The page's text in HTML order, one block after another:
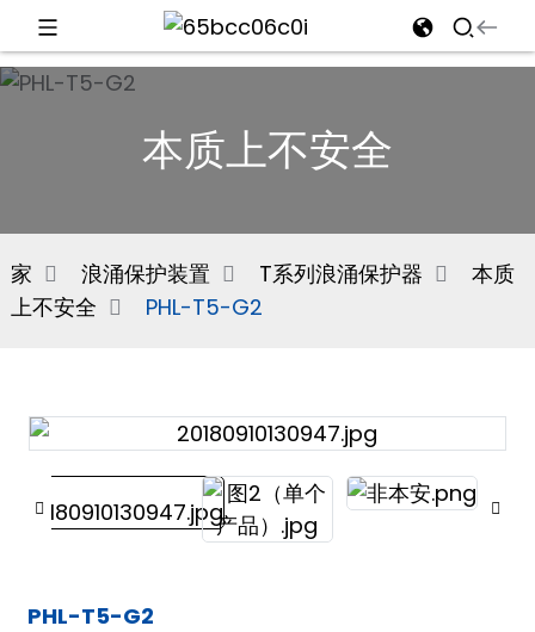
本质上不安全
家 浪涌保护装置 T系列浪涌保护器
本质
上不安全
PHL-T5-G2
PHL-T5-G2